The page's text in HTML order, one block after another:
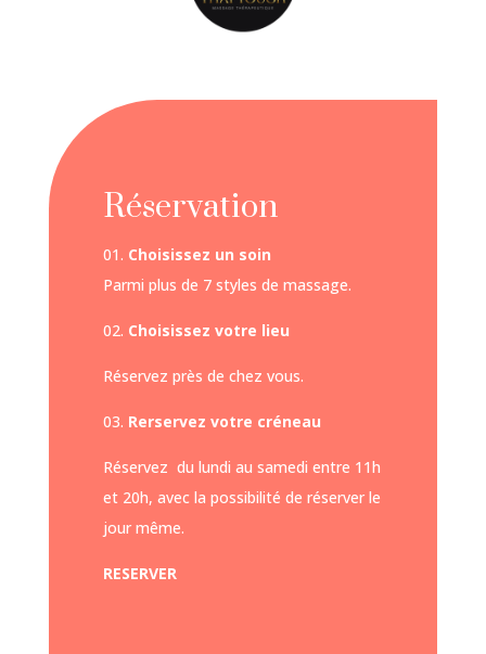
Réservation
01. Choisissez un soin
Parmi plus de 7 styles de massage.
02. Choisissez votre lieu
Réservez près de chez vous.
03. Rerservez votre créneau
Réservez du lundi au samedi entre 11h
et 20h, avec la possibilité de réserver le
jour même.
RESERVER